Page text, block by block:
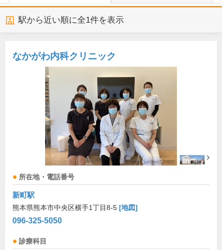
駅から近い順に全1件を表示
なかがわ内科クリニック
所在地・電話番号
新町駅
熊本県熊本市中央区横手1丁目8-5 [地図]
096-325-5050
診療科目